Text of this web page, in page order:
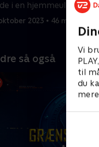
Vi
til
du
i en hjemmeulykke.
2023 • 46 min
så også